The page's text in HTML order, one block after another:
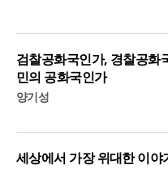
검찰공화국인가, 경찰공화
민의 공화국인가
양기성
세상에서 가장 위대한 이야